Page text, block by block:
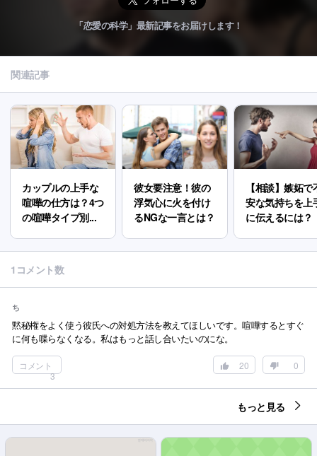
「恋愛の科学」最新記事をお届けします！
関連記事
カップルの上手な
喧嘩の仕方は？4つ
の喧嘩タイプ別...
彼女要注意！彼の
浮気心に火を付け
るNGな一言とは？
【相談】嫉妬で
安な気持ちを上
に伝えるには？
1コメント数
ち
黙秘権をよく使う彼氏への対処方法を教えてほしいです。喧嘩するとすぐ
に何も喋らなくなる。私はもっと話し合いたいのにな。
コメント
3
0
20
もっと見る